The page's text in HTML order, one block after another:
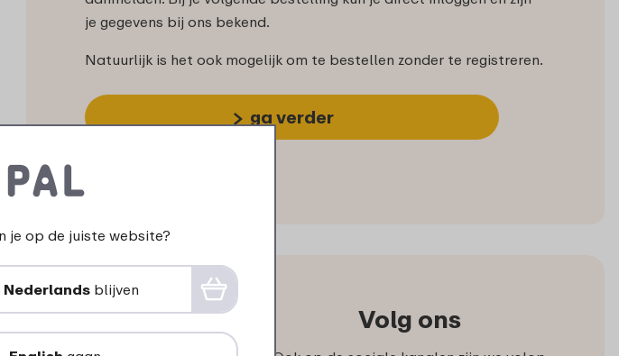
je gegevens bij ons bekend.
Natuurlijk is het ook mogelijk om te bestellen zonder te registreren.
ga verder
Volg ons
je op de juiste website?
blijven